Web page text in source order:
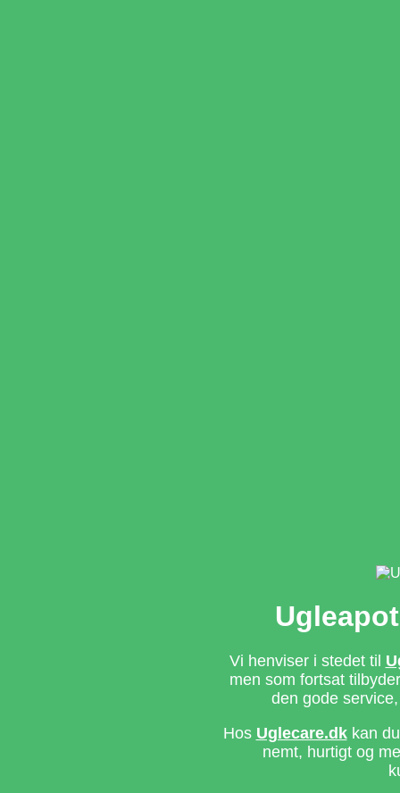
Vi henviser i stedet til
men som fortsat
den gode
Hos Uglecare.dkkan du
nemt, hurtigt og